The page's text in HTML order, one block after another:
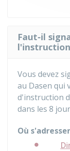
Faut-il
Vous devez
au Dasen qui
d'instruction
dans les 8
Où